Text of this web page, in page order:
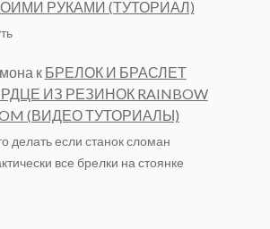
РУКАМИ (ТУТОРИАЛ)
к БРЕЛОК И БРАСЛЕТ
ИЗ РЕЗИНОК RAINBOW
(ВИДЕО ТУТОРИАЛЫ)
делать если станок сломан
все брелки на стоянке